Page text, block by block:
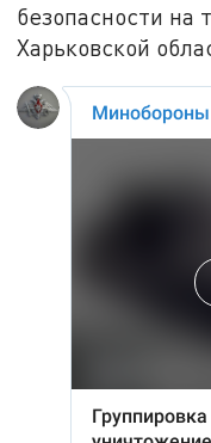
безопасности на
Харьковской